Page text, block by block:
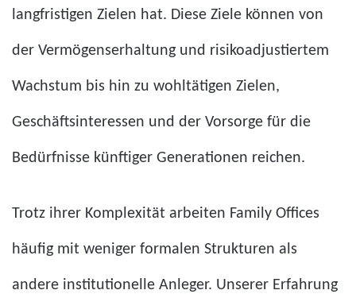
langfristigen Zielen hat. Diese Ziele können von
der Vermögenserhaltung und risikoadjustiertem
Wachstum bis hin zu wohltätigen Zielen,
Geschäftsinteressen und der Vorsorge für die
Bedürfnisse künftiger Generationen reichen.
Trotz ihrer Komplexität arbeiten Family Offices
häufig mit weniger formalen Strukturen als
andere institutionelle Anleger. Unserer Erfahrung